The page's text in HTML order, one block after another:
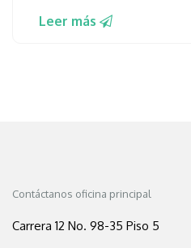
Leer más
Contáctanos oficina principal
Carrera 12 No. 98-35 Piso 5